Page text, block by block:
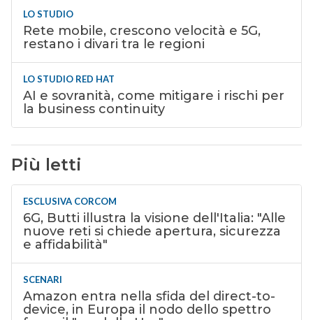
LO STUDIO
Rete mobile, crescono velocità e 5G,
restano i divari tra le regioni
LO STUDIO RED HAT
AI e sovranità, come mitigare i rischi per
la business continuity
Più letti
ESCLUSIVA CORCOM
6G, Butti illustra la visione dell'Italia: "Alle
nuove reti si chiede apertura, sicurezza
e affidabilità"
SCENARI
Amazon entra nella sfida del direct-to-
device, in Europa il nodo dello spettro